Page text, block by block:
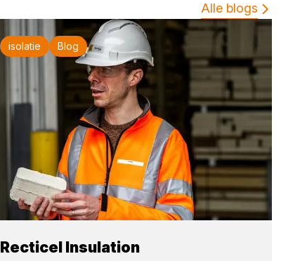
Alle blogs
isolatie Blog
Recticel Insulation